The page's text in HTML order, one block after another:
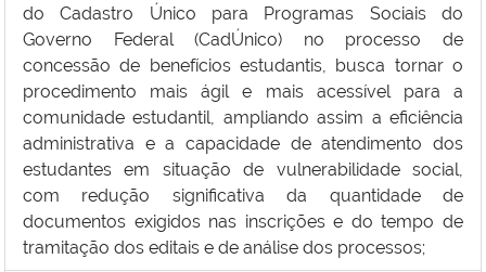
doCadastro Único para Programas Sociais do
Governo Federal (CadÚnico) no processo de
concessão de benefícios estudantis, busca tornar o
procedimento mais ágil e mais acessível para a
comunidade estudantil, ampliando assim a eficiência
administrativa e a capacidade de atendimento dos
estudantes em situação de vulnerabilidade social,
com redução significativa da quantidade de
documentos exigidos nas inscrições e do tempo de
tramitação dos editais e de análise dos processos;